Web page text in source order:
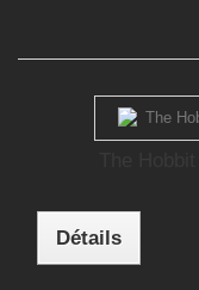
Détails